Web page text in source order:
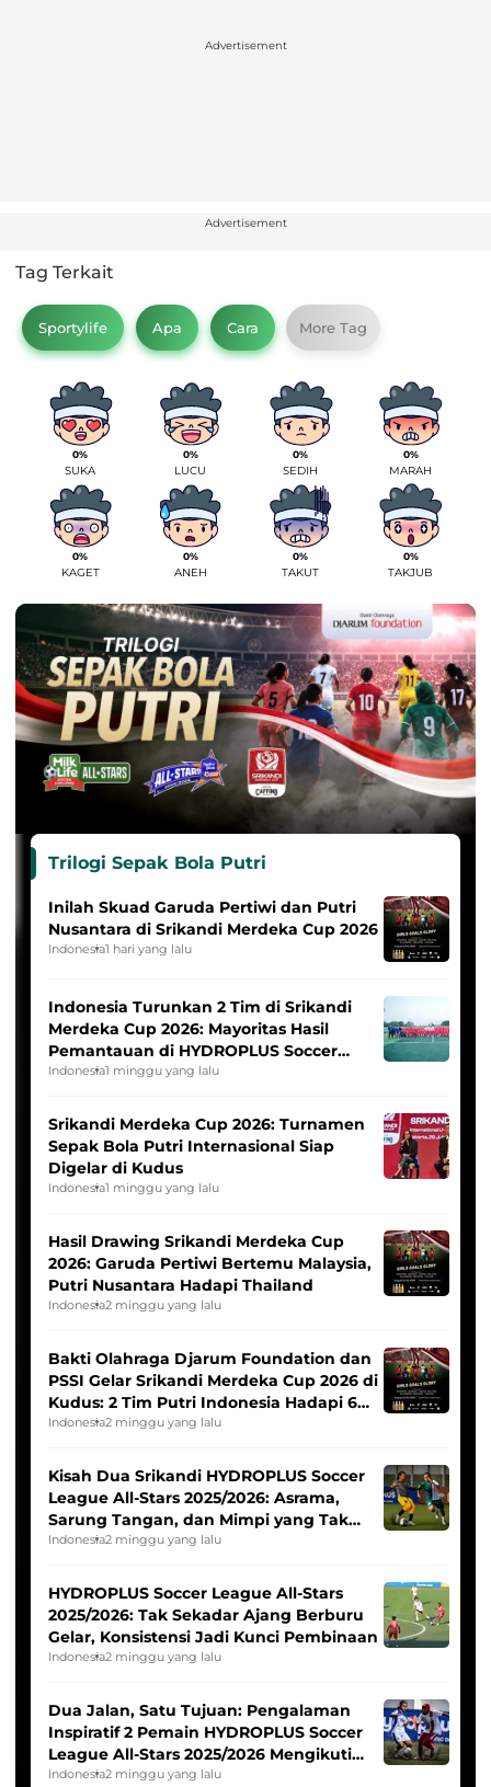
Advertisement
Advertisement
Tag Terkait
Sportylife Apa Cara More Tag
0%
SUKA
0%
LUCU
0%
SEDIH
0%
MARAH
0%
KAGET
0%
ANEH
0%
TAKUT
0%
TAKJUB
Trilogi Sepak Bola Putri
Inilah Skuad Garuda Pertiwi dan Putri
Nusantara di Srikandi Merdeka Cup 2026
Indonesia1 hari yang lalu
Indonesia Turunkan 2 Tim di Srikandi
Merdeka Cup 2026: Mayoritas Hasil
Pemantauan di HYDROPLUS Soccer
League
Indonesia1 minggu yang lalu
Srikandi Merdeka Cup 2026: Turnamen
Sepak Bola Putri Internasional Siap
Digelar di Kudus
Indonesia1 minggu yang lalu
Hasil Drawing Srikandi Merdeka Cup
2026: Garuda Pertiwi Bertemu Malaysia,
Putri Nusantara Hadapi Thailand
Indonesia2 minggu yang lalu
Bakti Olahraga Djarum Foundation dan
PSSI Gelar Srikandi Merdeka Cup 2026 di
Kudus: 2 Tim Putri Indonesia Hadapi 6
Tim Asia
Indonesia2 minggu yang lalu
Kisah Dua Srikandi HYDROPLUS Soccer
League All-Stars 2025/2026: Asrama,
Sarung Tangan, dan Mimpi yang Tak
Pernah Padam
Indonesia2 minggu yang lalu
HYDROPLUS Soccer League All-Stars
2025/2026: Tak Sekadar Ajang Berburu
Gelar, Konsistensi Jadi Kunci Pembinaan
Indonesia2 minggu yang lalu
Dua Jalan, Satu Tujuan: Pengalaman
Inspiratif 2 Pemain HYDROPLUS Soccer
League All-Stars 2025/2026 Mengikuti
Seleksi Timnas Indonesia Putri
Indonesia2 minggu yang lalu